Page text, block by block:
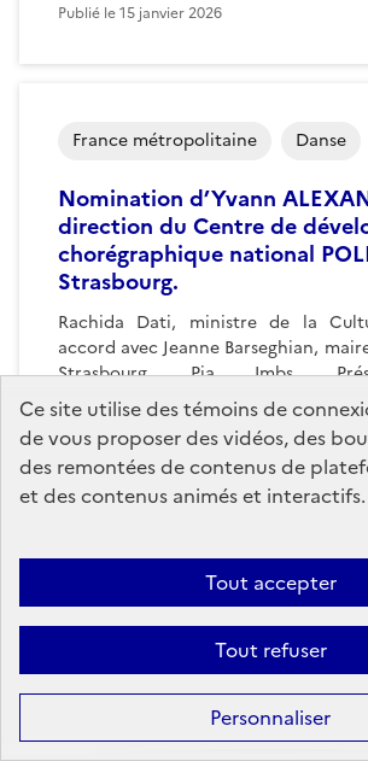
Ce site utilise des témoins de
de vous proposer des vidéos, des
des remontées de contenus de
et des contenus animés et interactifs.
Tout accepter
Tout refuser
Personnaliser
Publié le15 janvier 2026
Nomination d’Yvann
direction du Centre de
chorégraphique national
Strasbourg.
Rachida Dati, ministre de la
accord avec Jeanne Barseghian,
Strasbourg, Pia Imbs,
l'Eurométropole...
France métropolitaine Danse
Publié le12 janvier 2026
Nomination de M. Jean-Pierre
à la présidence du Conseil
France métropolitaine